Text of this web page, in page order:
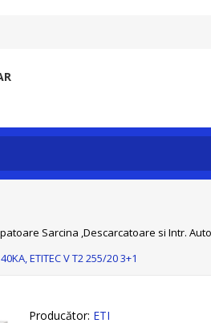
Sarcina ,Descarcatoare si Intr.
ETITEC V T2 255/20 3+1
Producător: ETI